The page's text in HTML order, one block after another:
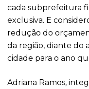
cada subprefeitura
exclusiva. E
redução do
da região, diante do
cidade para o ano
Adriana Ramos,